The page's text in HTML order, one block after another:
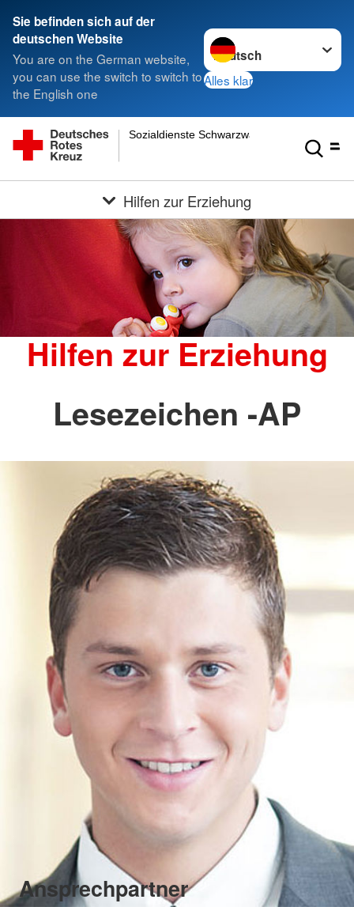
Sie befinden sich auf der
deutschen Website
You are on the German website,
you can use the switch to switch to
the English one
Sprache wechseln zu
Alles klar
Sozialdienste Schwarzwald-Baar gGmbH
Hilfen zur Erziehung
Hilfen zur Erziehung
Lesezeichen -AP
Ansprechpartner